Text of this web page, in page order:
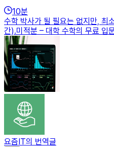
10분
수학 박사가 될 필요는 없지만, 최
간).미적분 – 대학 수학의 무료 입
요즘IT의 번역글